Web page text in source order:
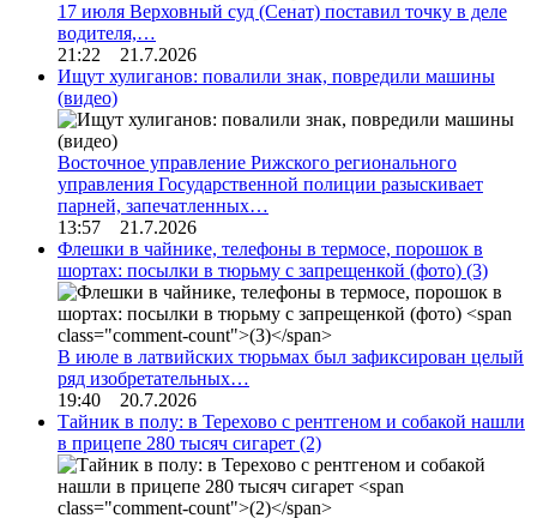
17 июля Верховный суд (Сенат) поставил точку в деле
водителя,…
21:22 21.7.2026
Ищут хулиганов: повалили знак, повредили машины
(видео)
Восточное управление Рижского регионального
управления Государственной полиции разыскивает
парней, запечатленных…
13:57 21.7.2026
Флешки в чайнике, телефоны в термосе, порошок в
шортах: посылки в тюрьму с запрещенкой (фото) (3)
В июле в латвийских тюрьмах был зафиксирован целый
ряд изобретательных…
19:40 20.7.2026
Тайник в полу: в Терехово с рентгеном и собакой нашли
в прицепе 280 тысяч сигарет (2)